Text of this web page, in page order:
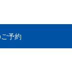
予約